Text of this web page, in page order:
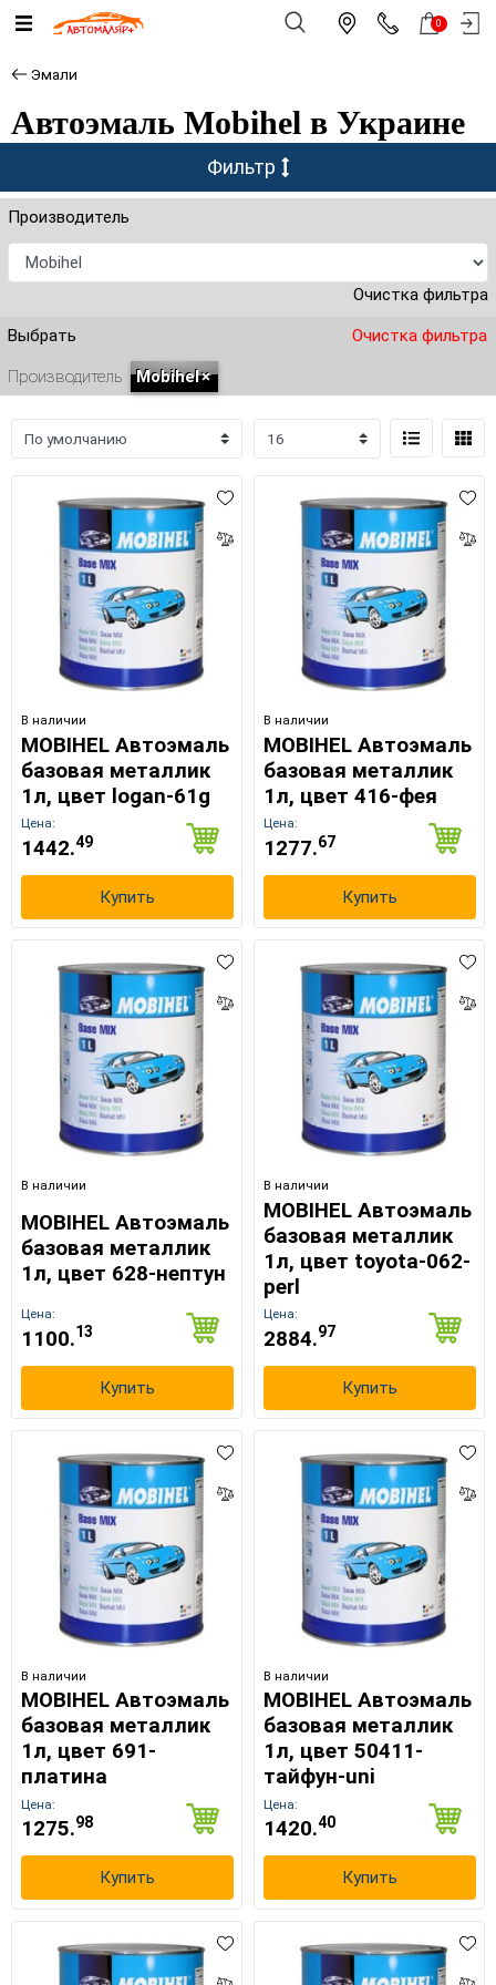
0
Эмали
Автоэмаль Mobihel в Украине
Фильтр
Производитель
Очистка фильтра
Выбрать Очистка фильтра
Производитель Mobihel×
В наличии
MOBIHEL Автоэмаль
базовая металлик
1л, цвет logan-61g
Цена:
1442.49
Купить
В наличии
MOBIHEL Автоэмаль
базовая металлик
1л, цвет 416-фея
Цена:
1277.67
Купить
В наличии
MOBIHEL Автоэмаль
базовая металлик
1л, цвет 628-нептун
Цена:
1100.13
Купить
В наличии
MOBIHEL Автоэмаль
базовая металлик
1л, цвет toyota-062-
perl
Цена:
2884.97
Купить
В наличии
MOBIHEL Автоэмаль
базовая металлик
1л, цвет 691-
платина
Цена:
1275.98
Купить
В наличии
MOBIHEL Автоэмаль
базовая металлик
1л, цвет 50411-
тайфун-uni
Цена:
1420.40
Купить